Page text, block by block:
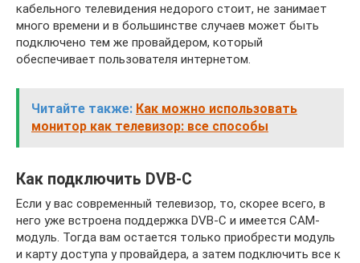
кабельного телевидения недорого стоит, не занимает
много времени и в большинстве случаев может быть
подключено тем же провайдером, который
обеспечивает пользователя интернетом.
Читайте также: Как можно использовать
монитор как телевизор: все способы
Как подключить DVB-C
Если у вас современный телевизор, то, скорее всего, в
него уже встроена поддержка DVB-C и имеется CAM-
модуль. Тогда вам остается только приобрести модуль
и карту доступа у провайдера, а затем подключить все к